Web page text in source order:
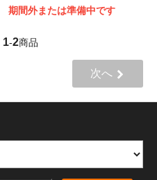
期間外または準備中です
1-2商品
次へ